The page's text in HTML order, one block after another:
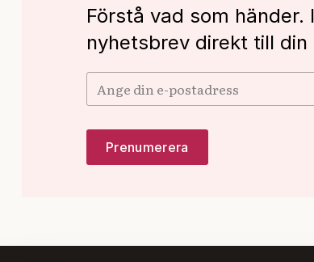
Förstå vad som händer.
nyhetsbrev direkt till din